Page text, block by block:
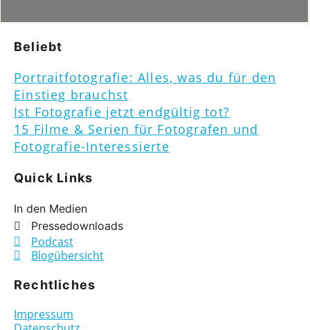
Beliebt
Portraitfotografie: Alles, was du für den
Einstieg brauchst
Ist Fotografie jetzt endgültig tot?
15 Filme & Serien für Fotografen und
Fotografie-Interessierte
Quick Links
In den Medien
Pressedownloads
Podcast
Blogübersicht
Rechtliches
Impressum